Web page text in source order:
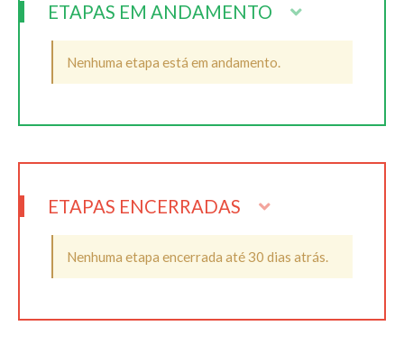
ETAPAS EM ANDAMENTO
Nenhuma etapa está em andamento.
ETAPAS ENCERRADAS
Nenhuma etapa encerrada até 30 dias atrás.